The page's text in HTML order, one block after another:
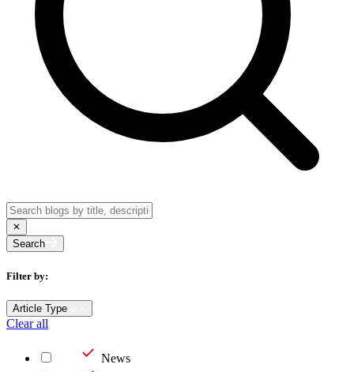
Search
Filter by:
Article Type
Clear all
News